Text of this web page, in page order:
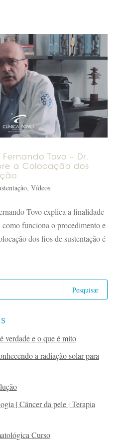
Tovo – Dr.
a Colocação dos
, Vídeos
Tovo explica a finalidade
como funciona o procedimento e
dos fios de sustentação é
verdade e o que é mito
a radiação solar para
| Câncer da pele | Terapia
Curso